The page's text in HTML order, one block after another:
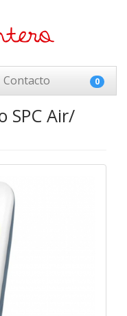
Contacto 0
SPC Air/